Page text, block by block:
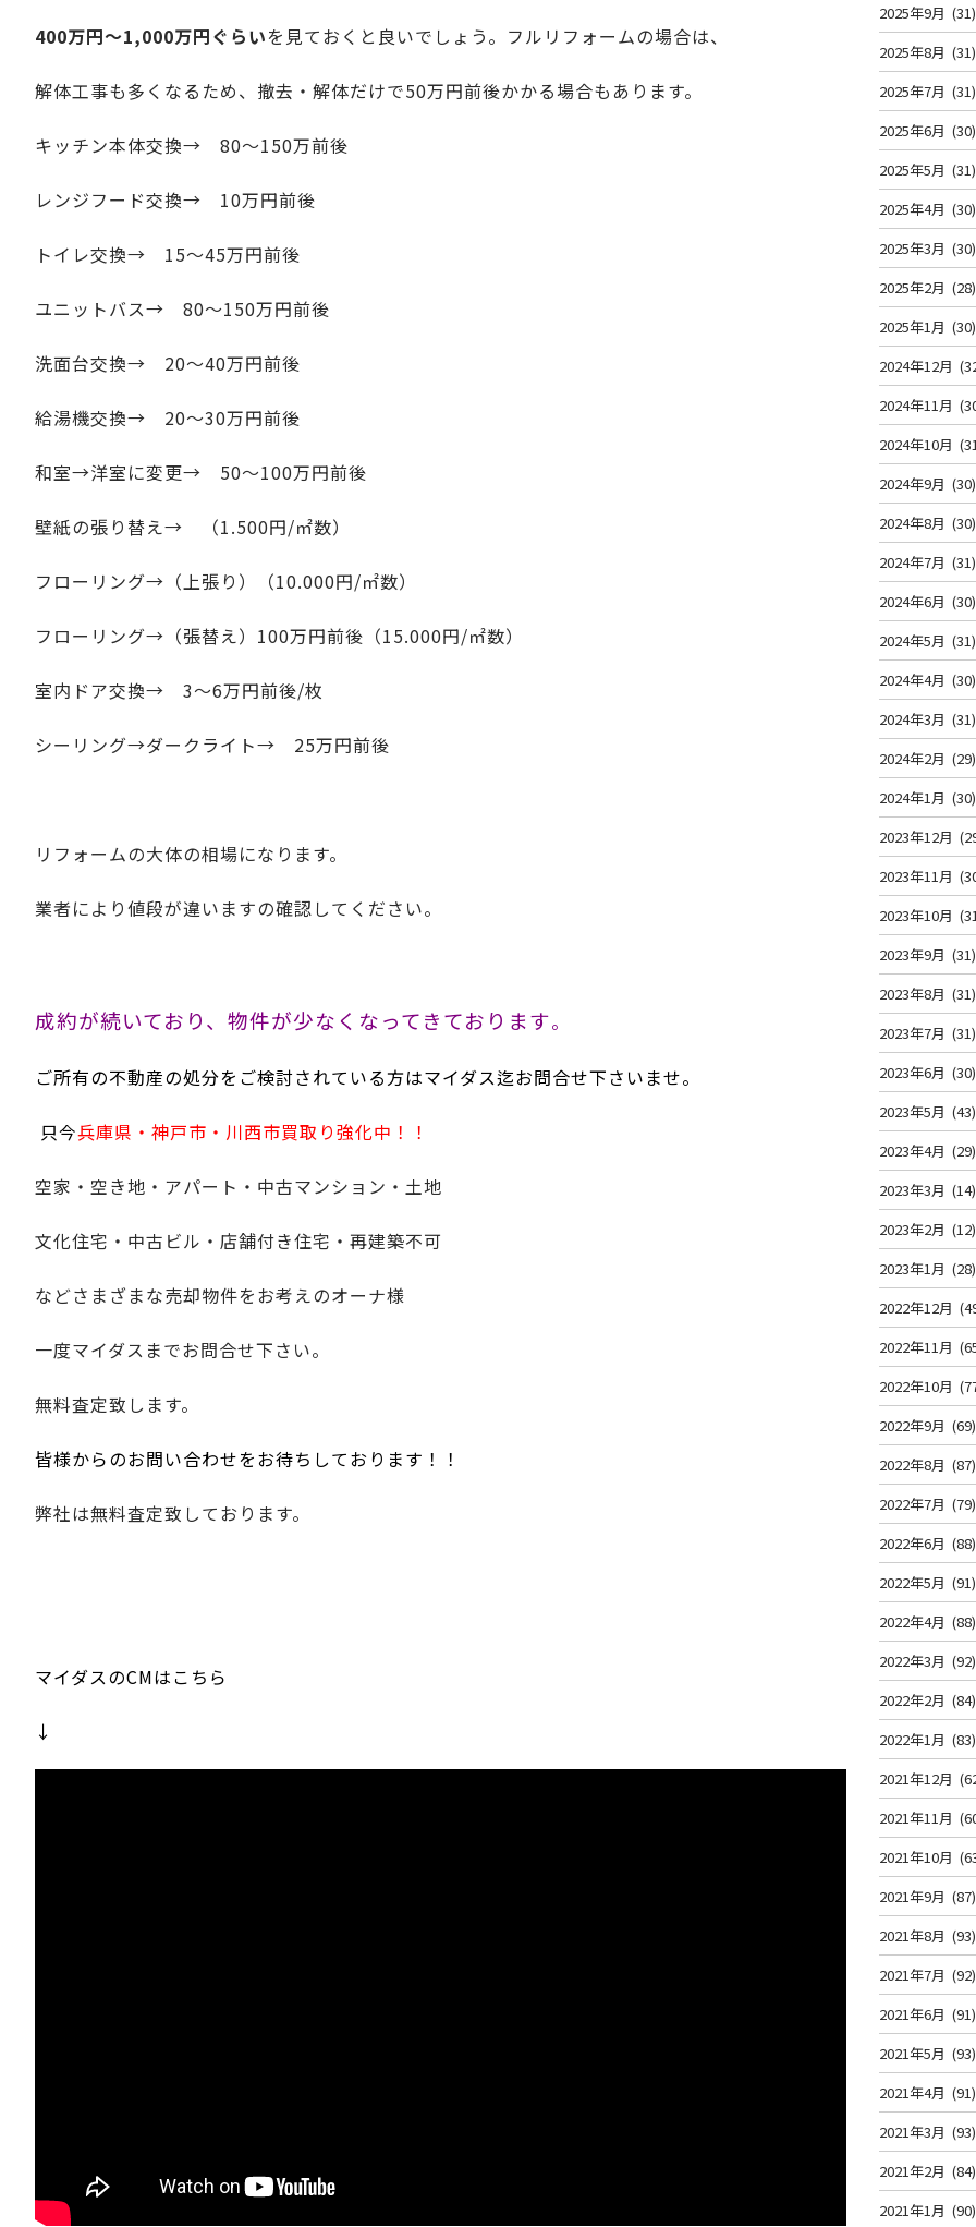
400万円～1,000万円ぐらいを見ておくと良いでしょう。フルリフォームの場合は、
解体工事も多くなるため、撤去・解体だけで50万円前後かかる場合もあります。
キッチン本体交換→ 80～150万前後
レンジフード交換→ 10万円前後
トイレ交換→ 15～45万円前後
ユニットバス→ 80～150万円前後
洗面台交換→ 20～40万円前後
給湯機交換→ 20～30万円前後
和室→洋室に変更→ 50～100万円前後
壁紙の張り替え→ （1.500円/㎡数）
フローリング→（上張り）（10.000円/㎡数）
フローリング→（張替え）100万円前後（15.000円/㎡数）
室内ドア交換→ 3～6万円前後/枚
シーリング→ダークライト→ 25万円前後
リフォームの大体の相場になります。
業者により値段が違いますの確認してください。
成約が続いており、物件が少なくなってきております。
ご所有の不動産の処分をご検討されている方はマイダス迄お問合せ下さいませ。
只今兵庫県・神戸市・川西市買取り強化中！！
空家・空き地・アパート・中古マンション・土地
文化住宅・中古ビル・店舗付き住宅・再建築不可
などさまざまな売却物件をお考えのオーナ様
一度マイダスまでお問合せ下さい。
無料査定致します。
皆様からのお問い合わせをお待ちしております！！
弊社は無料査定致しております。
マイダスのCMはこちら
↓
2025年9月 (31)
2025年8月 (31)
2025年7月 (31)
2025年6月 (30)
2025年5月 (31)
2025年4月 (30)
2025年3月 (30)
2025年2月 (28)
2025年1月 (30)
2024年12月
2024年11月
2024年10月
2024年9月 (30)
2024年8月 (30)
2024年7月 (31)
2024年6月 (30)
2024年5月 (31)
2024年4月 (30)
2024年3月 (31)
2024年2月 (29)
2024年1月 (30)
2023年12月
2023年11月
2023年10月
2023年9月 (31)
2023年8月 (31)
2023年7月 (31)
2023年6月 (30)
2023年5月 (43)
2023年4月 (29)
2023年3月 (14)
2023年2月 (12)
2023年1月 (28)
2022年12月
2022年11月
2022年10月
2022年9月 (69)
2022年8月 (87)
2022年7月 (79)
2022年6月 (88)
2022年5月 (91)
2022年4月 (88)
2022年3月 (92)
2022年2月 (84)
2022年1月 (83)
2021年12月
2021年11月
2021年10月
2021年9月 (87)
2021年8月 (93)
2021年7月 (92)
2021年6月 (91)
2021年5月 (93)
2021年4月 (91)
2021年3月 (93)
2021年2月 (84)
2021年1月 (90)